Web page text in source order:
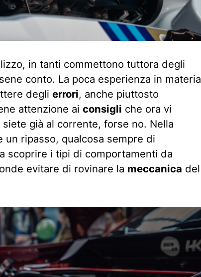
in tanti commettono tuttora degli
conto. La poca esperienza in materia
degli errori, anche piuttosto
attenzione ai consigli che ora vi
già al corrente, forse no. Nella
ripasso, qualcosa sempre di
scoprire i tipi di comportamenti da
evitare di rovinare la meccanica del